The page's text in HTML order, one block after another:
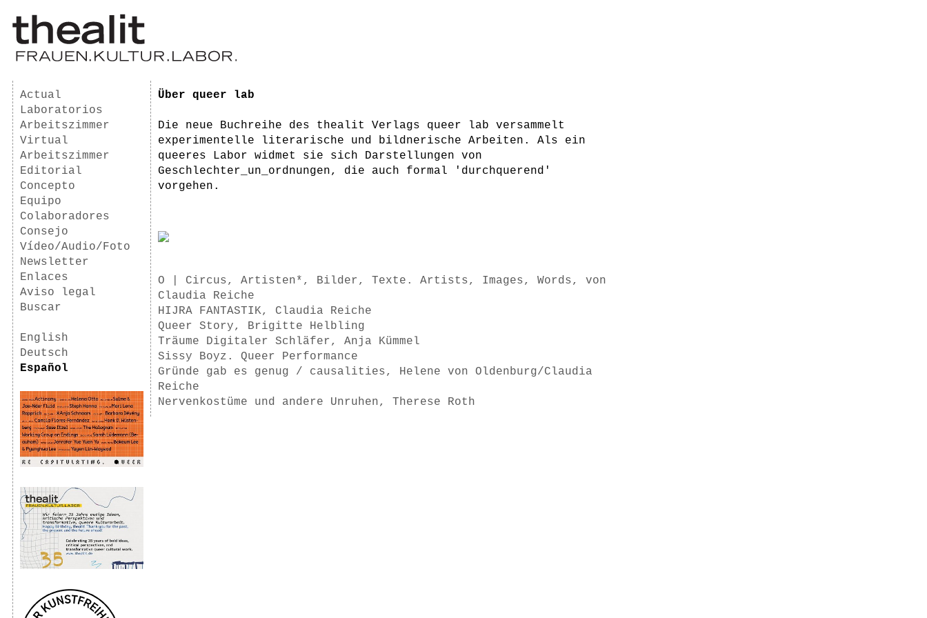
Actual
Laboratorios
Arbeitszimmer
Virtual
Arbeitszimmer
Editorial
Concepto
Equipo
Colaboradores
Consejo
Vídeo/Audio/Foto
Newsletter
Enlaces
Aviso legal
Buscar
English
Deutsch
Español
Über queer lab
Die neue Buchreihe des thealit Verlags queer lab versammelt
experimentelle literarische und bildnerische Arbeiten. Als ein
queeres Labor widmet sie sich Darstellungen von
Geschlechter_un_ordnungen, die auch formal 'durchquerend'
vorgehen.
O | Circus, Artisten*, Bilder, Texte. Artists, Images, Words , von
Claudia Reiche
HIJRA FANTASTIK, Claudia Reiche
Queer Story, Brigitte Helbling
Träume Digitaler Schläfer, Anja Kümmel
Sissy Boyz. Queer Performance
Gründe gab es genug / causalities, Helene von Oldenburg/Claudia
Reiche
Nervenkostüme und andere Unruhen, Therese Roth